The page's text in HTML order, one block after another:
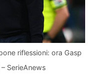
riflessioni: ora Gasp
SerieAnews